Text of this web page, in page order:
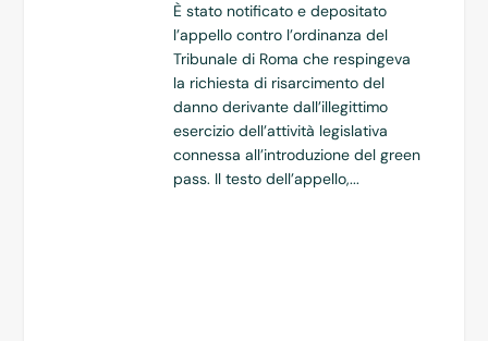
È stato notificato e depositato
l’appello contro l’ordinanza del
Tribunale di Roma che respingeva
la richiesta di risarcimento del
danno derivante dall’illegittimo
esercizio dell’attività legislativa
connessa all’introduzione del green
pass. Il testo dell’appello,...